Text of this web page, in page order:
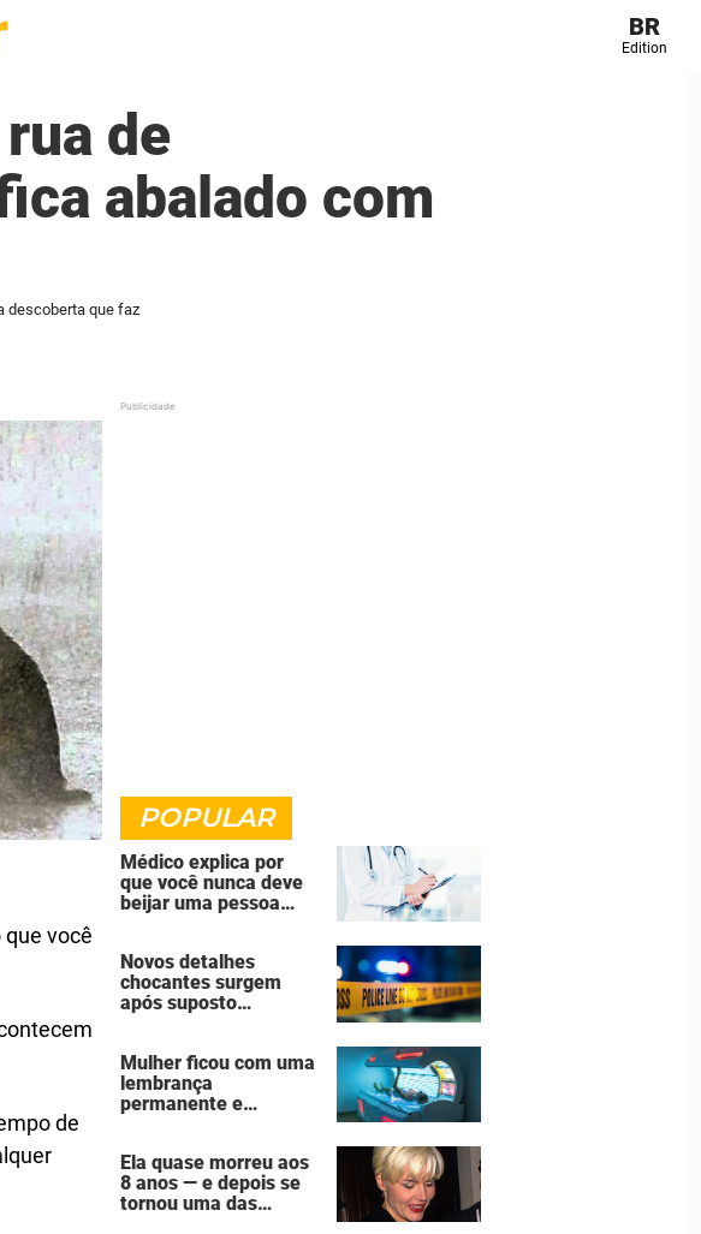
BR
Edition
de
abalado com
descoberta que faz
você
de
POPULAR
Médico explica por
que você nunca deve
beijar uma pessoa
Novos detalhes
chocantes surgem
após suposto
por homem que matou
a família de 7 pessoas
Mulher ficou com uma
lembrança
permanente e
bronzeamento
Ela quase morreu aos
8 anos — e depois se
tornou uma das